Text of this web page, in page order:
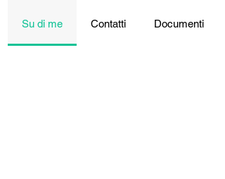
Su di me Contatti Documenti